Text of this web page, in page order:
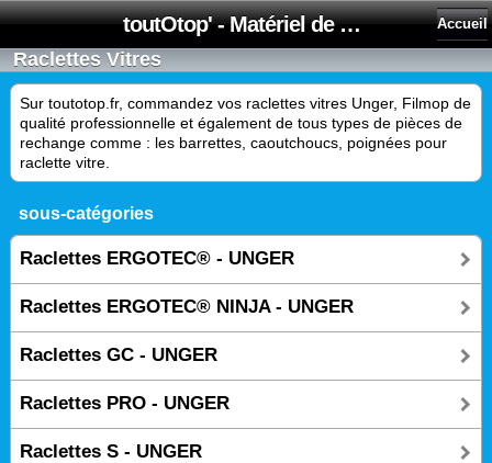
toutOtop' - Matériel de nettoyage, produit d'entretien, lubrifiant pour professionnel et particulier Accueil
Raclettes Vitres
Sur toutotop.fr, commandez vos raclettes vitres Unger, Filmop de
qualité professionnelle et également de tous types de pièces de
rechange comme : les barrettes, caoutchoucs, poignées pour
raclette vitre.
sous-catégories
Raclettes ERGOTEC® - UNGER
Raclettes ERGOTEC® NINJA - UNGER
Raclettes GC - UNGER
Raclettes PRO - UNGER
Raclettes S - UNGER